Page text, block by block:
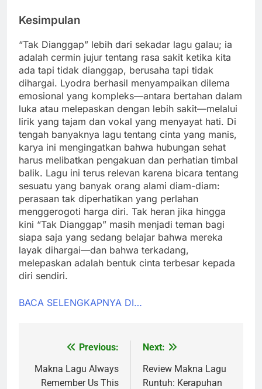
Kesimpulan
“Tak Dianggap” lebih dari sekadar lagu galau; ia
adalah cermin jujur tentang rasa sakit ketika kita
ada tapi tidak dianggap, berusaha tapi tidak
dihargai. Lyodra berhasil menyampaikan dilema
emosional yang kompleks—antara bertahan dalam
luka atau melepaskan dengan lebih sakit—melalui
lirik yang tajam dan vokal yang menyayat hati. Di
tengah banyaknya lagu tentang cinta yang manis,
karya ini mengingatkan bahwa hubungan sehat
harus melibatkan pengakuan dan perhatian timbal
balik. Lagu ini terus relevan karena bicara tentang
sesuatu yang banyak orang alami diam-diam:
perasaan tak diperhatikan yang perlahan
menggerogoti harga diri. Tak heran jika hingga
kini “Tak Dianggap” masih menjadi teman bagi
siapa saja yang sedang belajar bahwa mereka
layak dihargai—dan bahwa terkadang,
melepaskan adalah bentuk cinta terbesar kepada
diri sendiri.
BACA SELENGKAPNYA DI…
navigation
Previous:
Makna Lagu Always
Remember Us This
Next:
Review Makna Lagu
Runtuh: Kerapuhan